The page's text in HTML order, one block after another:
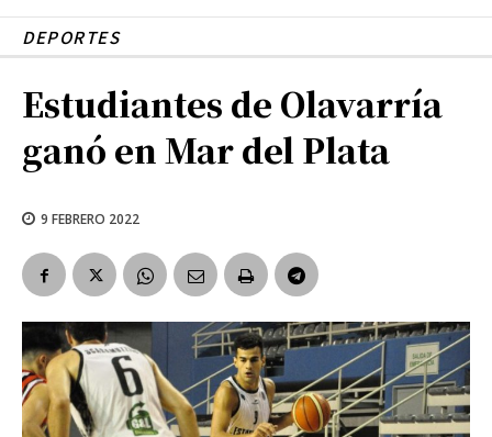
DEPORTES
Estudiantes de Olavarría
ganó en Mar del Plata
9 FEBRERO 2022